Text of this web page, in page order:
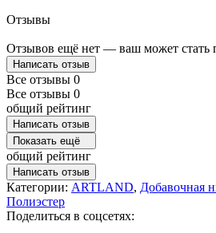
Отзывы
Отзывов ещё нет — ваш может стать
Написать отзыв
Все отзывы 0
Все отзывы 0
общий рейтинг
Написать отзыв
Показать ещё
общий рейтинг
Написать отзыв
Категории: ARTLAND, Добавочная
Полиэстер
Поделиться в соцсетях: